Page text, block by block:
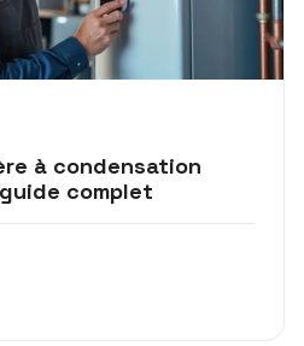
à condensation
complet